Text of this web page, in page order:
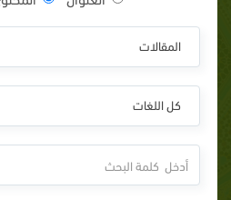
المقالات
كل اللغات